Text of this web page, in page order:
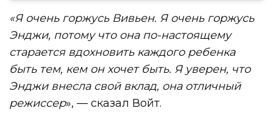
«Я очень горжусь Вивьен. Я очень горжусь
Энджи, потому что она по-настоящему
старается вдохновить каждого ребенка
быть тем, кем он хочет быть. Я уверен, что
Энджи внесла свой вклад, она отличный
режиссер», — сказал Войт.